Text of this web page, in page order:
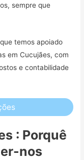
sempre que
temos apoiado
em Cucujães, com
e contabilidade
: Porquê
nos